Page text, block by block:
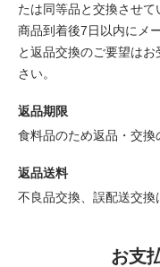
たは同等品と交換させて
商品到着後7日以内にメ
と返品交換のご要望は
さい。
返品期限
食料品のため返品・交換
返品送料
不良品交換、誤配送交換
お支